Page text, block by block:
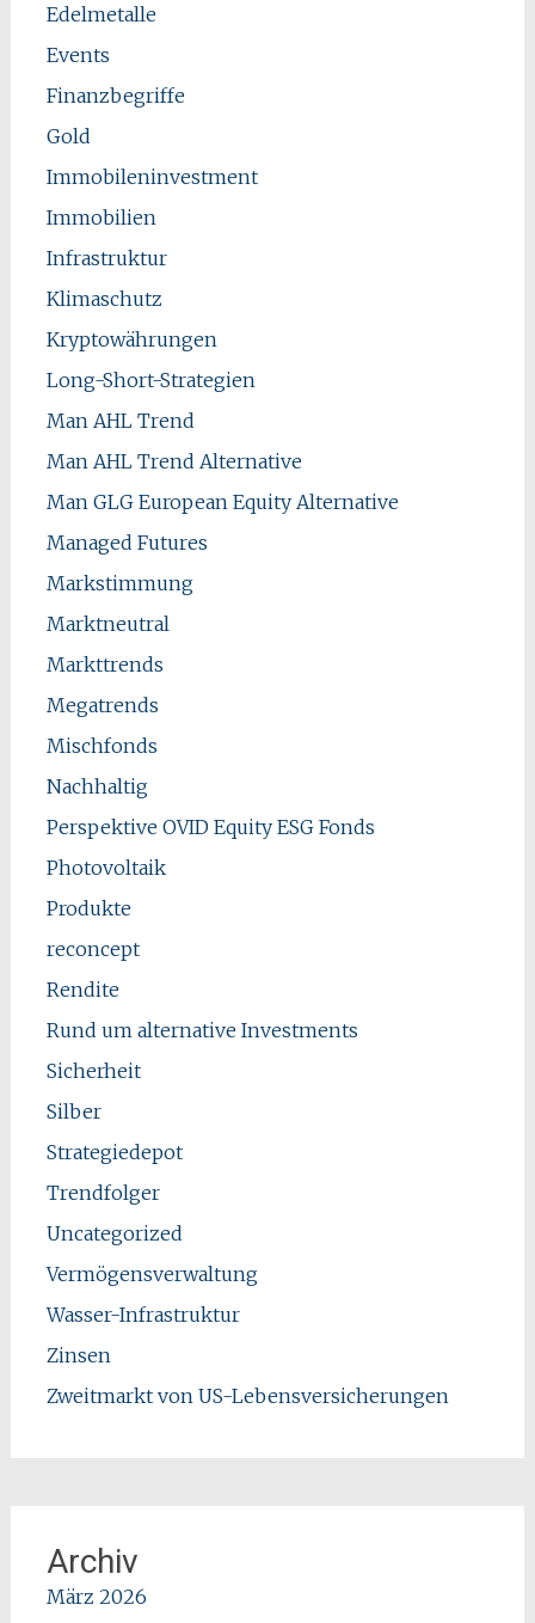
Edelmetalle
Events
Finanzbegriffe
Gold
Immobileninvestment
Immobilien
Infrastruktur
Klimaschutz
Kryptowährungen
Long-Short-Strategien
Man AHL Trend
Man AHL Trend Alternative
Man GLG European Equity Alternative
Managed Futures
Markstimmung
Marktneutral
Markttrends
Megatrends
Mischfonds
Nachhaltig
Perspektive OVID Equity ESG Fonds
Photovoltaik
Produkte
reconcept
Rendite
Rund um alternative Investments
Sicherheit
Silber
Strategiedepot
Trendfolger
Uncategorized
Vermögensverwaltung
Wasser-Infrastruktur
Zinsen
Zweitmarkt von US-Lebensversicherungen
Archiv
März 2026